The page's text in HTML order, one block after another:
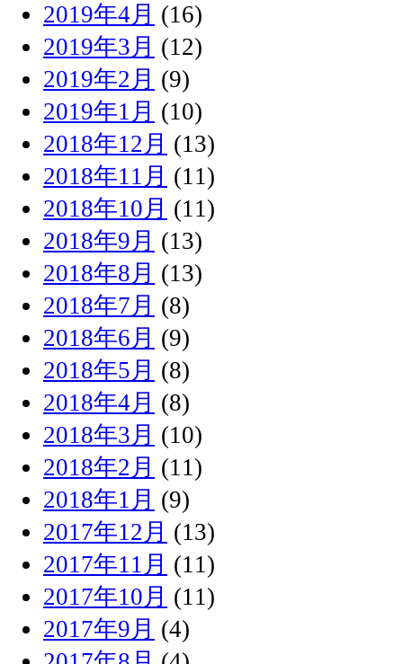
2019年4月 (16)
2019年3月 (12)
2019年2月 (9)
2019年1月 (10)
2018年12月 (13)
2018年11月 (11)
2018年10月 (11)
2018年9月 (13)
2018年8月 (13)
2018年7月 (8)
2018年6月 (9)
2018年5月 (8)
2018年4月 (8)
2018年3月 (10)
2018年2月 (11)
2018年1月 (9)
2017年12月 (13)
2017年11月 (11)
2017年10月 (11)
2017年9月 (4)